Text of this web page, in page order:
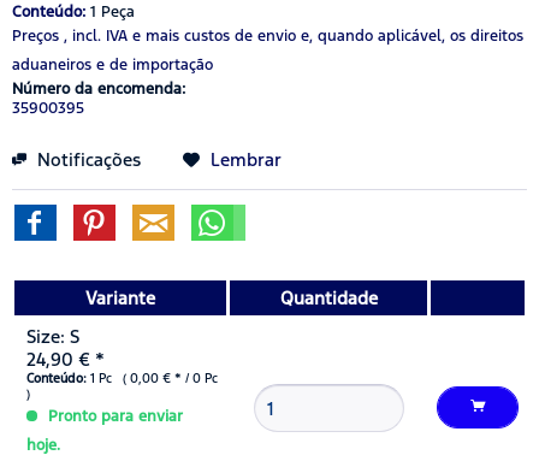
Conteúdo: 1 Peça
Preços , incl. IVA e mais custos de envio e, quando aplicável, os direitos
aduaneiros e de importação
Número da encomenda:
35900395
Notificações Lembrar
Variante
Quantidade
Size: S
24,90 € *
Conteúdo: 1 Pc ( 0,00 € * / 0 Pc
)
Pronto para enviar
hoje.